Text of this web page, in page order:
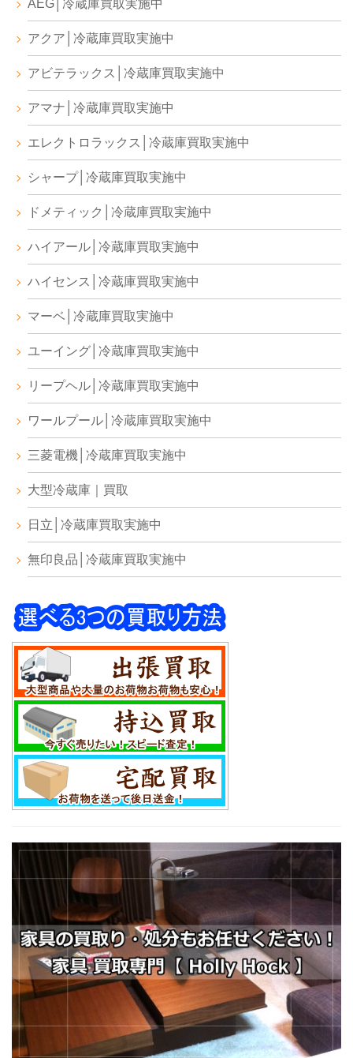
AEG│冷蔵庫買取実施中
アクア│冷蔵庫買取実施中
アビテラックス│冷蔵庫買取実施中
アマナ│冷蔵庫買取実施中
エレクトロラックス│冷蔵庫買取実施中
シャープ│冷蔵庫買取実施中
ドメティック│冷蔵庫買取実施中
ハイアール│冷蔵庫買取実施中
ハイセンス│冷蔵庫買取実施中
マーベ│冷蔵庫買取実施中
ユーイング│冷蔵庫買取実施中
リープヘル│冷蔵庫買取実施中
ワールプール│冷蔵庫買取実施中
三菱電機│冷蔵庫買取実施中
大型冷蔵庫｜買取
日立│冷蔵庫買取実施中
無印良品│冷蔵庫買取実施中